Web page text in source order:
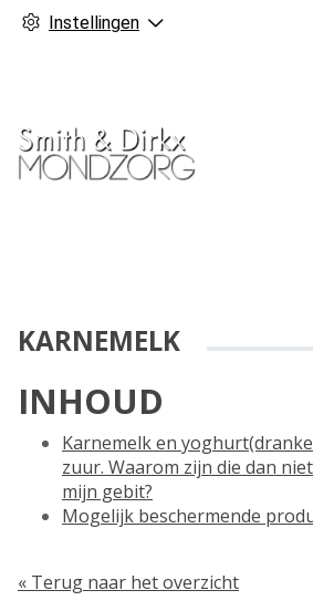
Instellingen
KARNEMELK
INHOUD
Karnemelk en
zuur. Waarom zijn die dan
mijn gebit?
Mogelijk beschermende
« Terug naar het overzicht